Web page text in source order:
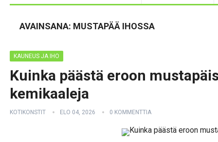
AVAINSANA: MUSTAPÄÄ IHOSSA
KAUNEUS JA IHO
Kuinka päästä eroon
kemikaaleja
KOTIKONSTIT ELO 04, 2026 0 KOMMENTTIA